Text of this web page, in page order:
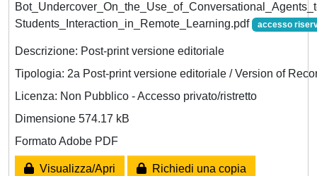
Students_Interaction_in_Remote_Learning.pdf
accesso
Descrizione: Post-print versione editoriale
Tipologia: 2a Post-print versione editoriale / Version of
Licenza: Non Pubblico - Accesso privato/ristretto
Dimensione 574.17 kB
Formato Adobe PDF
Visualizza/Apri Richiedi una copia